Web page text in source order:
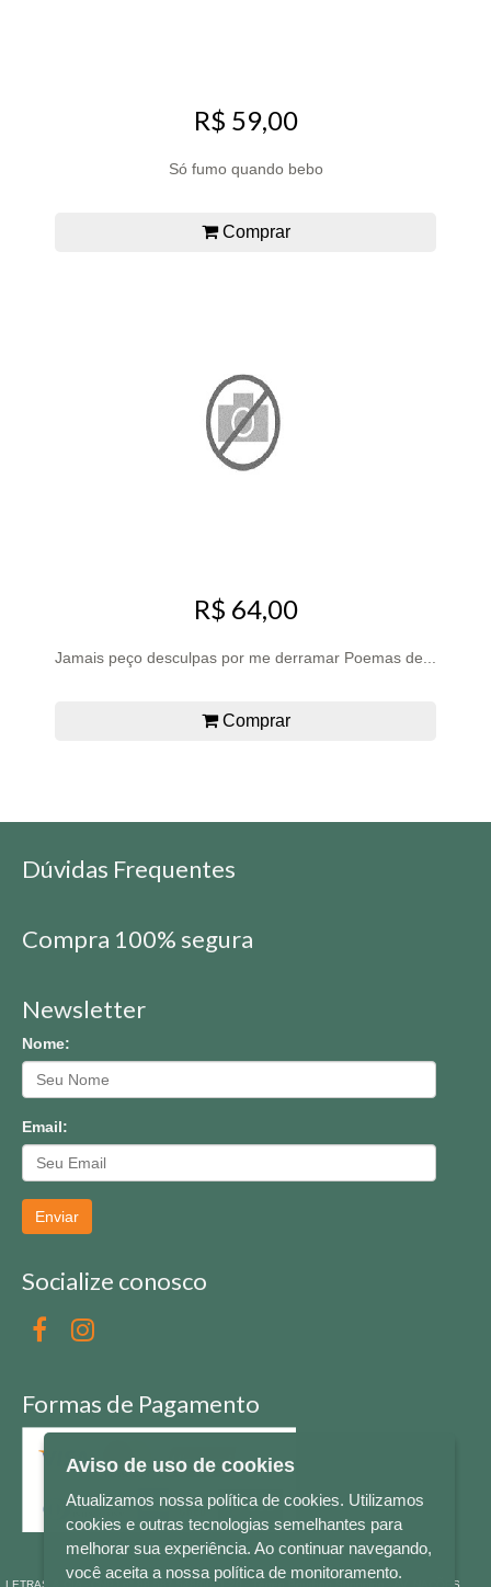
R$ 59,00
Só fumo quando bebo
Comprar
R$ 64,00
Jamais peço desculpas por me derramar Poemas de...
Comprar
Dúvidas Frequentes
Compra 100% segura
Newsletter
Nome:
Email:
Enviar
Socialize conosco
Formas de Pagamento
LETRAS & CIA - CNPJ n° 88.587.548/0001-20 - Térreo Bourbon Shopping - AV. NAÇÕES
Aviso de uso de cookies
Atualizamos nossa política de cookies. Utilizamos
cookies e outras tecnologias semelhantes para
melhorar sua experiência. Ao continuar navegando,
você aceita a nossa política de monitoramento.